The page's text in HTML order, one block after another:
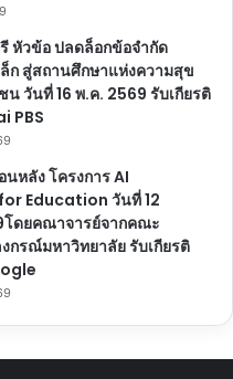
หัวข้อ ปลดล็อกข้อจำกัด
ก สู่สถานศึกษาแห่งความสุข
วันที่ 16 พ.ค. 2569 รับเกียรติ
PBS
หลัง โครงการ AI
Education วันที่ 12
ดยคณาจารย์จากคณะ
กรณ์มหาวิทยาลัย รับเกียรติ